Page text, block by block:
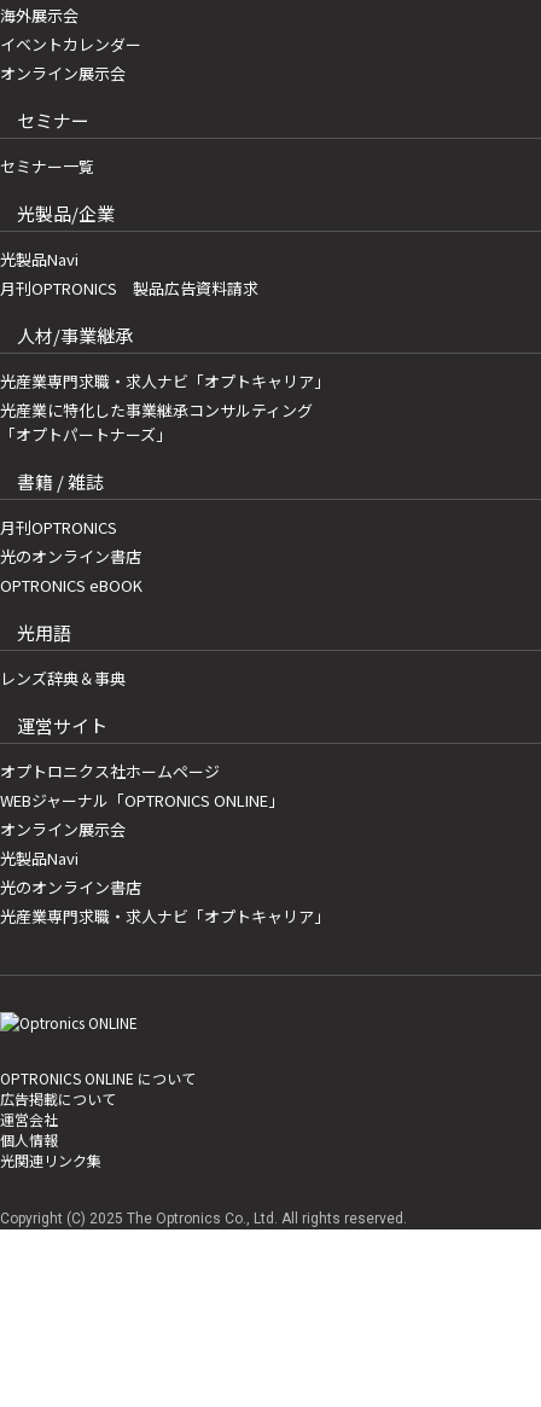
海外展示会
イベントカレンダー
オンライン展示会
セミナー
セミナー一覧
光製品/企業
光製品Navi
月刊OPTRONICS 製品広告資料請求
人材/事業継承
光産業専門求職・求人ナビ「オプトキャリア」
光産業に特化した事業継承コンサルティング
「オプトパートナーズ」
書籍 / 雑誌
月刊OPTRONICS
光のオンライン書店
OPTRONICS eBOOK
光用語
レンズ辞典＆事典
運営サイト
オプトロニクス社ホームページ
WEBジャーナル「OPTRONICS ONLINE」
オンライン展示会
光製品Navi
光のオンライン書店
光産業専門求職・求人ナビ「オプトキャリア」
OPTRONICS ONLINE について
広告掲載について
運営会社
個人情報
光関連リンク集
Copyright (C) 2025 The Optronics Co., Ltd. All rights reserved.